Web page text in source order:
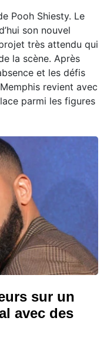
Pooh Shiesty. Le
son nouvel
très attendu qui
la scène. Après
et les défis
revient avec
parmi les figures
sur un
avec des